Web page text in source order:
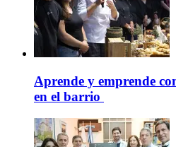
Aprende y emprende
en el barrio